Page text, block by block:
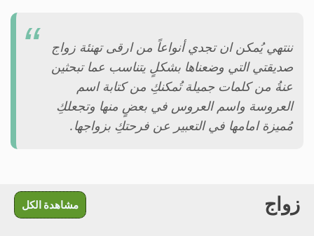
ننتهي يُمكن ان تجدي أنواعاً من ارقى تهنئة زواج
صديقتي التي وضعناها بشكلٍ يتناسب عما تبحثين
عنةُ من كلمات جميلة تُمكنكِ من كتابة اسم
العروسة واسم العروس في بعضٍ منها وتجعلكِ
مُميزة امامها في التعبير عن فرحتكِ بزواجها.
زواج مشاهدة الكل